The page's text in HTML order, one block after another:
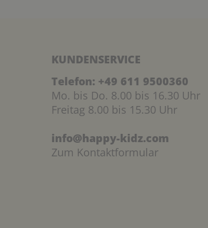
KUNDENSERVICE
Telefon: +49 611 9500360
Mo. bis Do. 8.00 bis 16.30 Uhr
Freitag 8.00 bis 15.30 Uhr
info@happy-kidz.com
Zum Kontaktformular